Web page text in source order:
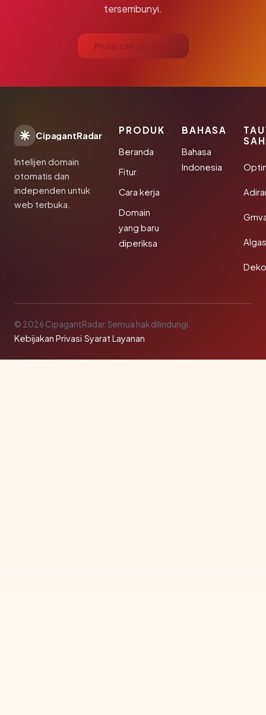
tersembunyi.
Mulai cek gratis →
CipagantRadar
Intelijen domain
otomatis dan
independen untuk
web terbuka.
PRODUK
Beranda
Fitur
Cara kerja
Domain
yang baru
diperiksa
BAHASA
Bahasa
Indonesia
© 2026 CipagantRadar. Semua hak dilindungi.
Kebijakan Privasi·Syarat Layanan